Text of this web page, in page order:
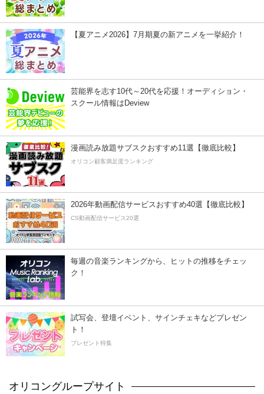
【夏アニメ2026】7月期夏の新アニメを一挙紹介！
芸能界を志す10代～20代を応援！オーディション・
スクール情報はDeview
漫画読み放題サブスクおすすめ11選【徹底比較】
オリコン顧客満足度ランキング
2026年動画配信サービスおすすめ40選【徹底比較】
CS動画配信サービス20選
毎週の音楽ランキングから、ヒットの推移をチェッ
ク！
試写会、登壇イベント、サインチェキなどプレゼン
ト！
プレゼント特集
オリコングループサイト